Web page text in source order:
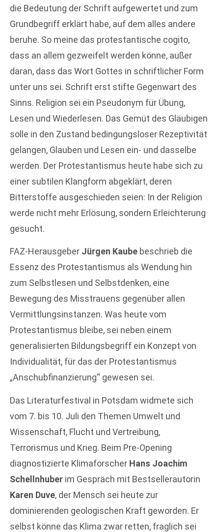
die Bedeutung der Schrift aufgewertet und zum
Grundbegriff erklärt habe, auf dem alles andere
beruhe. So meine das protestantische cogito,
dass an allem gezweifelt werden könne, außer
daran, dass das Wort Gottes in schriftlicher Form
unter uns sei. Schrift erst stifte Gegenwart des
Sinns. Religion sei ein Pseudonym für Übung,
Lesen und Wiederlesen. Das Gemüt des Gläubigen
solle in den Zustand bedingungsloser Rezeptivität
gelangen, Glauben und Lesen ein- und dasselbe
werden. Der Protestantismus heute habe sich zu
einer subtilen Klangform abgeklärt, deren
Bitterstoffe ausgeschieden seien: In der Religion
werde nicht mehr Erlösung, sondern Erleichterung
gesucht.
FAZ-Herausgeber Jürgen Kaube beschrieb die
Essenz des Protestantismus als Wendung hin
zum Selbstlesen und Selbstdenken, eine
Bewegung des Misstrauens gegenüber allen
Vermittlungsinstanzen. Was heute vom
Protestantismus bleibe, sei neben einem
generalisierten Bildungsbegriff ein Konzept von
Individualität, für das der Protestantismus
„Anschubfinanzierung“ gewesen sei.
Das Literaturfestival in Potsdam widmete sich
vom 7. bis 10. Juli den Themen Umwelt und
Wissenschaft, Flucht und Vertreibung,
Terrorismus und Krieg. Beim Pre-Opening
diagnostizierte Klimaforscher Hans Joachim
Schellnhuber im Gespräch mit Bestsellerautorin
Karen Duve, der Mensch sei heute zur
dominierenden geologischen Kraft geworden. Er
selbst könne das Klima zwar retten, fraglich sei